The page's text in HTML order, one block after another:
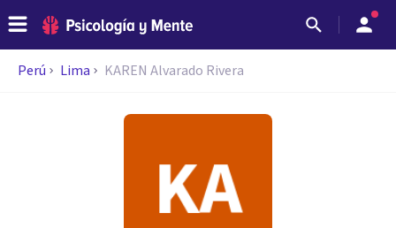
Perú Lima KAREN Alvarado Rivera